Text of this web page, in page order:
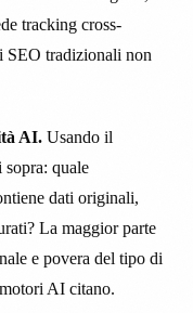
tracking cross-
SEO tradizionali non
AI. Usando il
quale
dati originali,
La maggior parte
e povera del tipo di
AI citano.